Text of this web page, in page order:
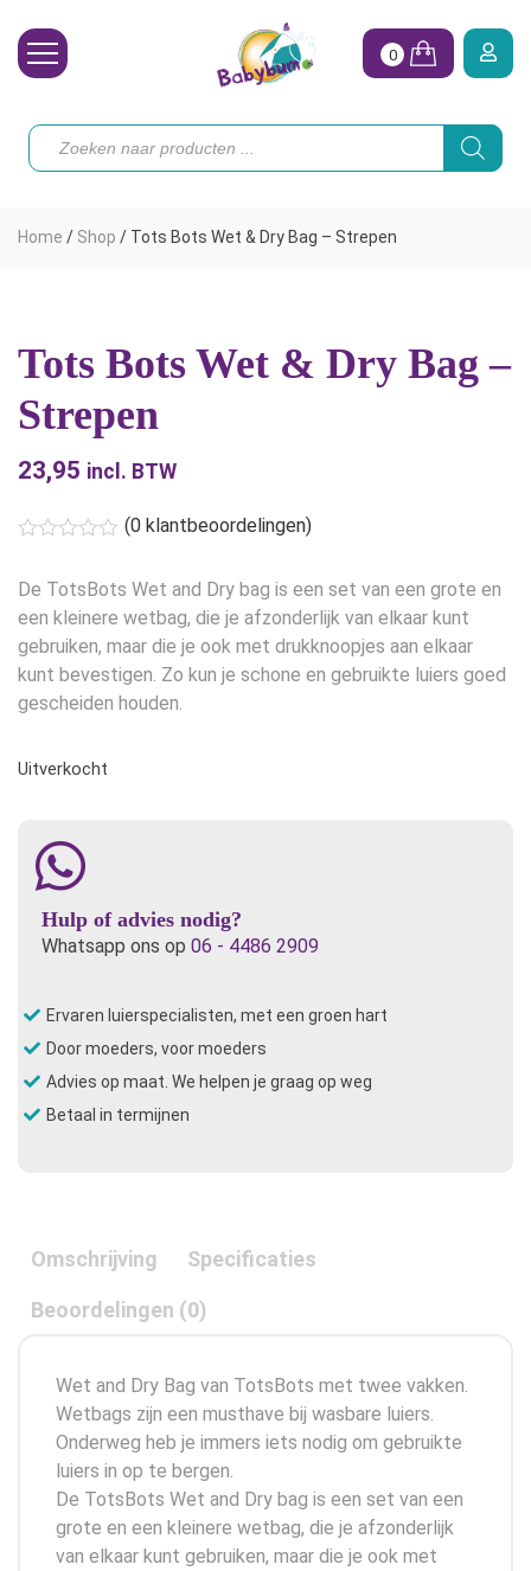
Toebehoren
Onze merken
Hoe begin ik?
0
Producten
zoeken
Home / Shop / Tots Bots Wet & Dry Bag – Strepen
Tots Bots Wet & Dry Bag –
Strepen
23,95 incl. BTW
(0 klantbeoordelingen)
De TotsBots Wet and Dry bag is een set van een grote en
een kleinere wetbag, die je afzonderlijk van elkaar kunt
gebruiken, maar die je ook met drukknoopjes aan elkaar
kunt bevestigen. Zo kun je schone en gebruikte luiers goed
gescheiden houden.
Uitverkocht
Hulp of advies nodig?
Whatsapp ons op 06 - 4486 2909
Ervaren luierspecialisten, met een groen hart
Door moeders, voor moeders
Advies op maat. We helpen je graag op weg
Betaal in termijnen
Omschrijving Specificaties
Beoordelingen (0)
Wet and Dry Bag van TotsBots met twee vakken.
Wetbags zijn een musthave bij wasbare luiers.
Onderweg heb je immers iets nodig om gebruikte
luiers in op te bergen.
De TotsBots Wet and Dry bag is een set van een
grote en een kleinere wetbag, die je afzonderlijk
van elkaar kunt gebruiken, maar die je ook met